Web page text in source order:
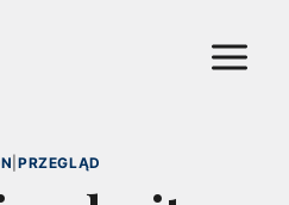
PRZEGLĄD